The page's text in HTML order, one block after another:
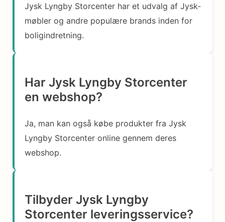
Jysk Lyngby Storcenter har et udvalg af Jysk-
møbler og andre populære brands inden for
boligindretning.
Har Jysk Lyngby Storcenter
en webshop?
Ja, man kan også købe produkter fra Jysk
Lyngby Storcenter online gennem deres
webshop.
Tilbyder Jysk Lyngby
Storcenter leveringsservice?